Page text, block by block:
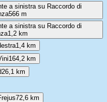
a sinistra su Raccordo di
566 m
a sinistra su Raccordo di
1,2 km
1,4 km
164,2 km
26,1 km
72,6 km